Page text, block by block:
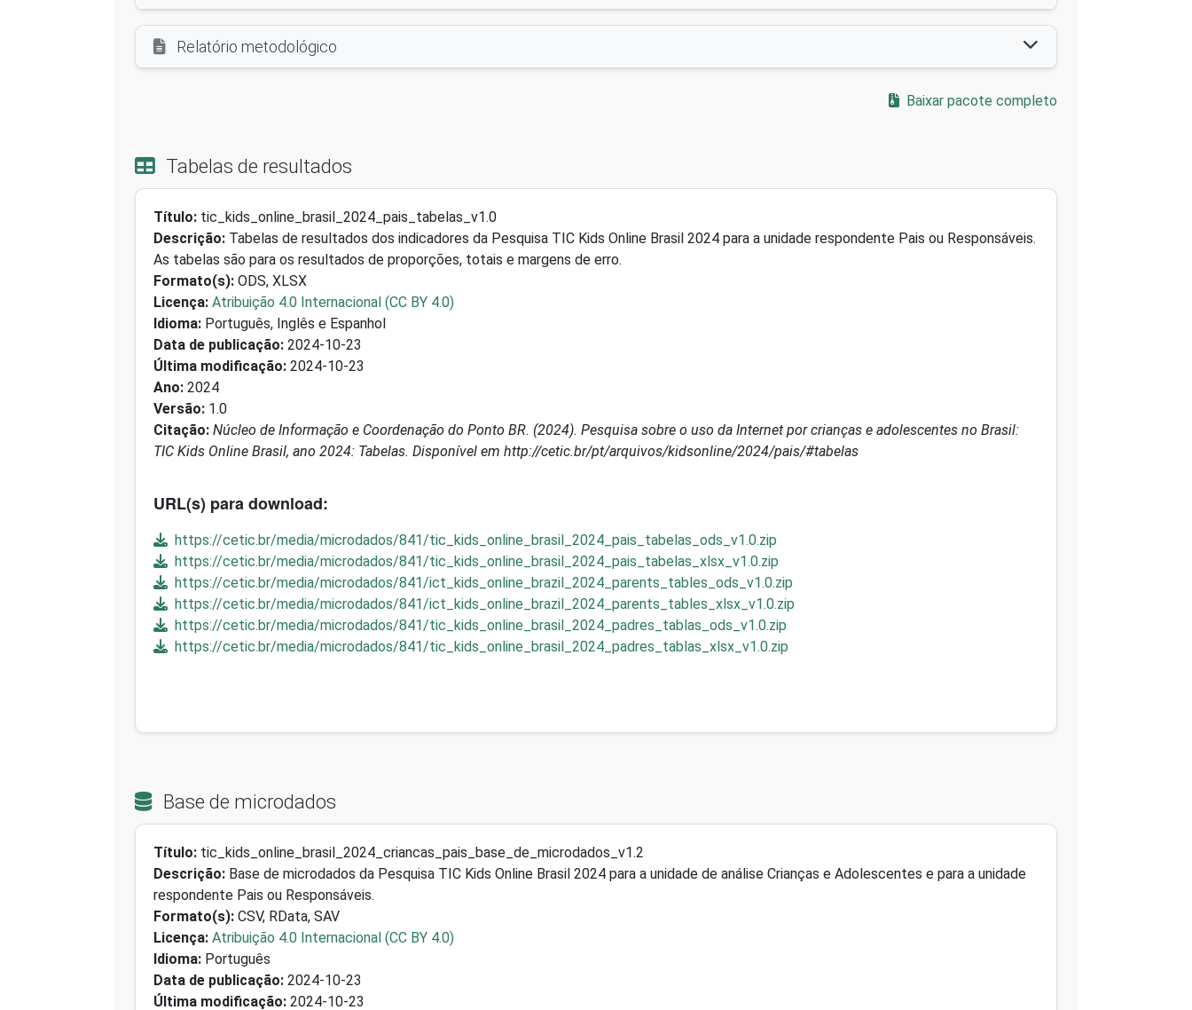
Relatório metodológico
Baixar pacote completo
Tabelas de resultados
Título: tic_kids_online_brasil_2024_pais_tabelas_v1.0
Descrição: Tabelas de resultados dos indicadores da Pesquisa TIC Kids Online Brasil 2024 para a unidade respondente Pais ou Responsáveis.
As tabelas são para os resultados de proporções, totais e margens de erro.
Formato(s): ODS, XLSX
Licença: Atribuição 4.0 Internacional (CC BY 4.0)
Idioma: Português, Inglês e Espanhol
Data de publicação: 2024-10-23
Última modificação: 2024-10-23
Ano: 2024
Versão: 1.0
Citação: Núcleo de Informação e Coordenação do Ponto BR. (2024). Pesquisa sobre o uso da Internet por crianças e adolescentes no Brasil:
TIC Kids Online Brasil, ano 2024: Tabelas. Disponível em http://cetic.br/pt/arquivos/kidsonline/2024/pais/#tabelas
URL(s) para download:
https://cetic.br/media/microdados/841/tic_kids_online_brasil_2024_pais_tabelas_ods_v1.0.zip
https://cetic.br/media/microdados/841/tic_kids_online_brasil_2024_pais_tabelas_xlsx_v1.0.zip
https://cetic.br/media/microdados/841/ict_kids_online_brazil_2024_parents_tables_ods_v1.0.zip
https://cetic.br/media/microdados/841/ict_kids_online_brazil_2024_parents_tables_xlsx_v1.0.zip
https://cetic.br/media/microdados/841/tic_kids_online_brasil_2024_padres_tablas_ods_v1.0.zip
https://cetic.br/media/microdados/841/tic_kids_online_brasil_2024_padres_tablas_xlsx_v1.0.zip
Base de microdados
Título: tic_kids_online_brasil_2024_criancas_pais_base_de_microdados_v1.2
Descrição: Base de microdados da Pesquisa TIC Kids Online Brasil 2024 para a unidade de análise Crianças e Adolescentes e para a unidade
respondente Pais ou Responsáveis.
Formato(s): CSV, RData, SAV
Licença: Atribuição 4.0 Internacional (CC BY 4.0)
Idioma: Português
Data de publicação: 2024-10-23
Última modificação: 2024-10-23